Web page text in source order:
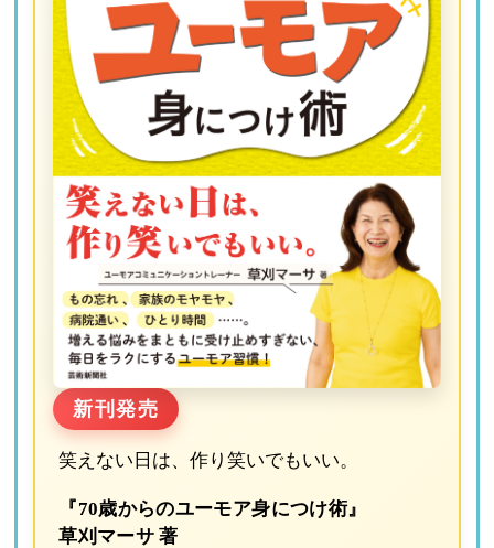
新刊発売
笑えない日は、作り笑いでもいい。
『70歳からのユーモア身につけ術』
草刈マーサ 著